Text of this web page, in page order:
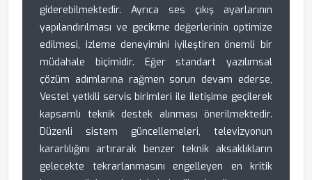
giderebilmektedir. Ayrıca ses çıkış ayarlarının
yapılandırılması ve gecikme değerlerinin optimize
edilmesi, izleme deneyimini iyileştiren önemli bir
müdahale biçimidir. Eğer standart yazılımsal
çözüm adımlarına rağmen sorun devam ederse,
Vestel yetkili servis birimleri ile iletişime geçilerek
kapsamlı teknik destek alınması önerilmektedir.
Düzenli sistem güncellemeleri, televizyonun
kararlılığını artırarak benzer teknik aksaklıkların
gelecekte tekrarlanmasını engelleyen en kritik